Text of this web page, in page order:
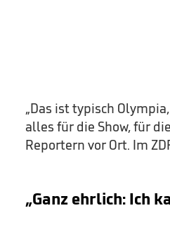
„Das ist typisch
alles für die Show, für
Reportern vor Ort. Im
„Ganz ehrlich: Ich